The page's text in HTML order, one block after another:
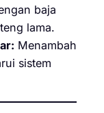
baja
lama.
Menambah
sistem